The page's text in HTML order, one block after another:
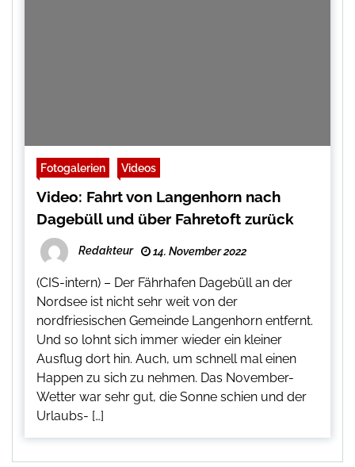
Fotogalerien Videos
Video: Fahrt von Langenhorn nach
Dagebüll und über Fahretoft zurück
Redakteur 14. November 2022
(CIS-intern) – Der Fährhafen Dagebüll an der
Nordsee ist nicht sehr weit von der
nordfriesischen Gemeinde Langenhorn entfernt.
Und so lohnt sich immer wieder ein kleiner
Ausflug dort hin. Auch, um schnell mal einen
Happen zu sich zu nehmen. Das November-
Wetter war sehr gut, die Sonne schien und der
Urlaubs- […]